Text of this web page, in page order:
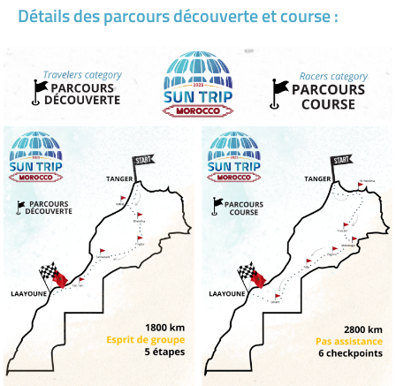
Détails des parcours découverte et course :